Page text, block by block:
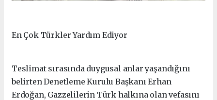
En Çok Türkler Yardım Ediyor
Teslimat sırasında duygusal anlar yaşandığını
belirten Denetleme Kurulu Başkanı Erhan
Erdoğan, Gazzelilerin Türk halkına olan vefasını